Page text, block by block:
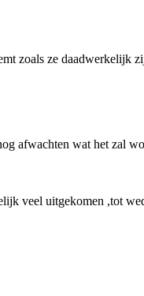
zoals ze daadwerkelijk
afwachten wat het zal
veel uitgekomen ,tot